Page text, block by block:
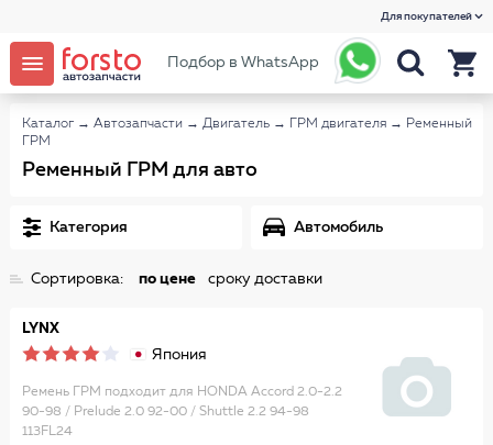
Для покупателей
Подбор в WhatsApp
Каталог → Автозапчасти → Двигатель → ГРМ двигателя → Ременный
ГРМ
Ременный ГРМ для авто
Категория Автомобиль
Сортировка: по цене сроку доставки
LYNX
Япония
Ремень ГРМ подходит для HONDA Accord 2.0-2.2
90-98 / Prelude 2.0 92-00 / Shuttle 2.2 94-98
113FL24